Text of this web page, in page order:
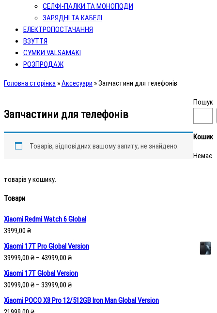
СЕЛФІ-ПАЛКИ ТА МОНОПОДИ
ЗАРЯДНІ ТА КАБЕЛІ
ЕЛЕКТРОПОСТАЧАННЯ
ВЗУТТЯ
СУМКИ VALSAMAKI
РОЗПРОДАЖ
Головна сторінка »Аксесуари »Запчастини для телефонів
Запчастини для телефонів
Товарів, відповідних вашому запиту, не знайдено.
Пошук
Кошик
Немає
товарів у кошику.
Товари
Xiaomi Redmi Watch 6 Global
3999,00 ₴
Xiaomi 17T Pro Global Version
39999,00 ₴ – 43999,00 ₴
Xiaomi 17T Global Version
30999,00 ₴ – 33999,00 ₴
Xiaomi POCO X8 Pro 12/512GB Iron Man Global Version